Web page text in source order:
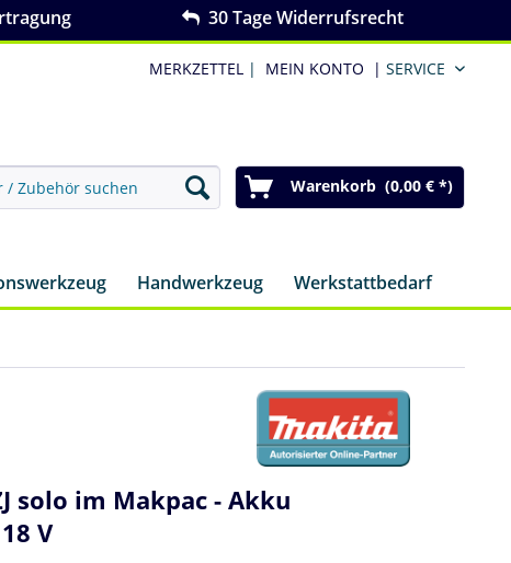
30 Tage Widerrufsrecht
MERKZETTEL | MEIN KONTO | SERVICE
Warenkorb (0,00 € *)
Handwerkzeug Werkstattbedarf
solo im Makpac - Akku
V